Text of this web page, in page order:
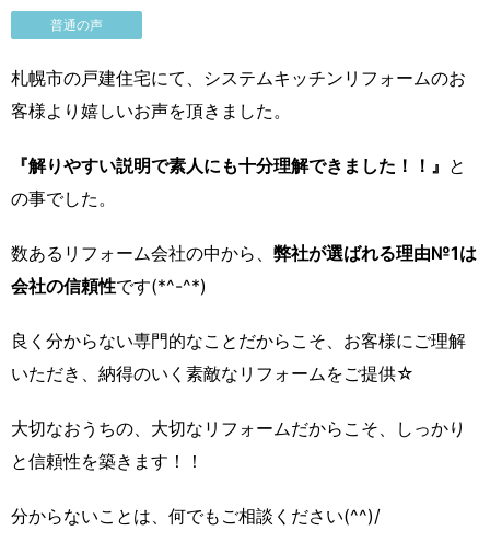
普通の声
札幌市の戸建住宅にて、システムキッチンリフォームのお
客様より嬉しいお声を頂きました。
『解りやすい説明で素人にも十分理解できました！！』 と
の事でした。
数あるリフォーム会社の中から、 弊社が選ばれる理由№1は
会社の信頼性です(*^-^*)
良く分からない専門的なことだからこそ、お客様にご理解
いただき、納得のいく素敵なリフォームをご提供☆
大切なおうちの、大切なリフォームだからこそ、しっかり
と信頼性を築きます！！
分からないことは、何でもご相談ください(^^)/